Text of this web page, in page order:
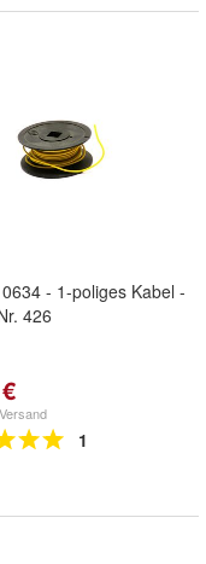
- 1-poliges Kabel -
426
1